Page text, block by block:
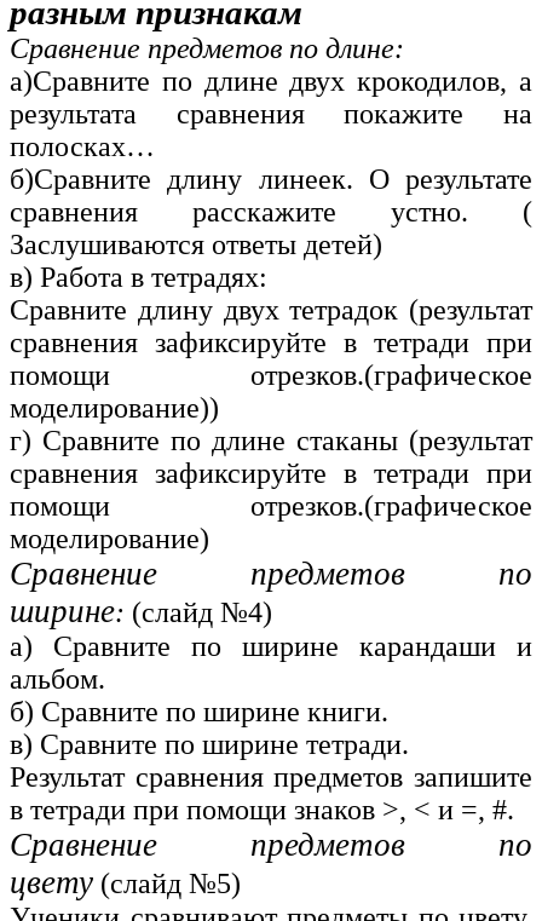
разным признакам
Сравнение предметов по длине:
а)Сравните по длине двух крокодилов, а
результата сравнения покажите на
полосках…
б)Сравните длину линеек. О результате
сравнения расскажите устно. (
Заслушиваются ответы детей)
в) Работа в тетрадях:
Сравните длину двух тетрадок (результат
сравнения зафиксируйте в тетради при
помощи отрезков.(графическое
моделирование))
г) Сравните по длине стаканы (результат
сравнения зафиксируйте в тетради при
помощи отрезков.(графическое
моделирование)
Сравнение предметов по
ширине: (слайд №4)
а) Сравните по ширине карандаши и
альбом.
б) Сравните по ширине книги.
в) Сравните по ширине тетради.
Результат сравнения предметов запишите
в тетради при помощи знаков >, < и =, #.
Сравнение предметов по
цвету (слайд №5)